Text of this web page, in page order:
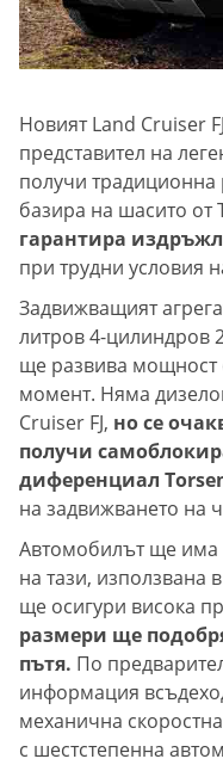
Новият Land Cruiser
представител на
получи
базира на шасито от
гарантира
при трудни условия
Задвижващият
литров 4-цилиндров
ще развива мощност
момент. Няма
Cruiser FJ, но се
получи
диференциал
на задвижването на
Автомобилът ще има
на тази, използвана
ще осигури висока
размери ще
пътя. По
информация
механична скоростна
с шестстепенна